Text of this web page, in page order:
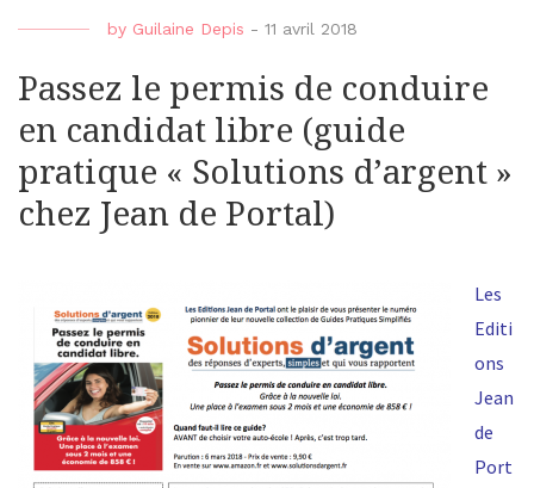
by Guilaine Depis - 11 avril 2018
Passez le permis de conduire
en candidat libre (guide
pratique « Solutions d’argent »
chez Jean de Portal)
Les
Editi
ons
Jean
de
Port